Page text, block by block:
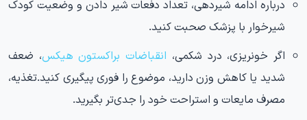
درباره ادامه شیردهی، تعداد دفعات شیر دادن و وضعیت کودک
شیرخوار با پزشک صحبت کنید.
اگر خونریزی، درد شکمی، انقباضات براکستون هیکس، ضعف
شدید یا کاهش وزن دارید، موضوع را فوری پیگیری کنید.تغذیه،
مصرف مایعات و استراحت خود را جدی‌تر بگیرید.